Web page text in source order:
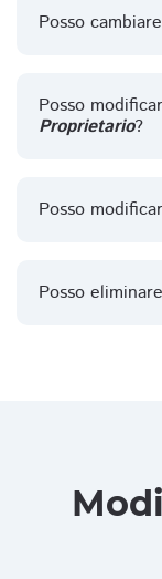
Posso
Posso
Proprietario?
Posso
Posso